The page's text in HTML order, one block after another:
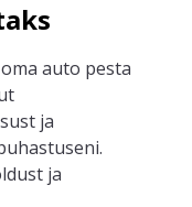
oma auto pesta
ja
ja